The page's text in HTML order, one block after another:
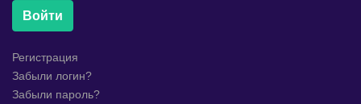
Войти
Регистрация
Забыли логин?
Забыли пароль?